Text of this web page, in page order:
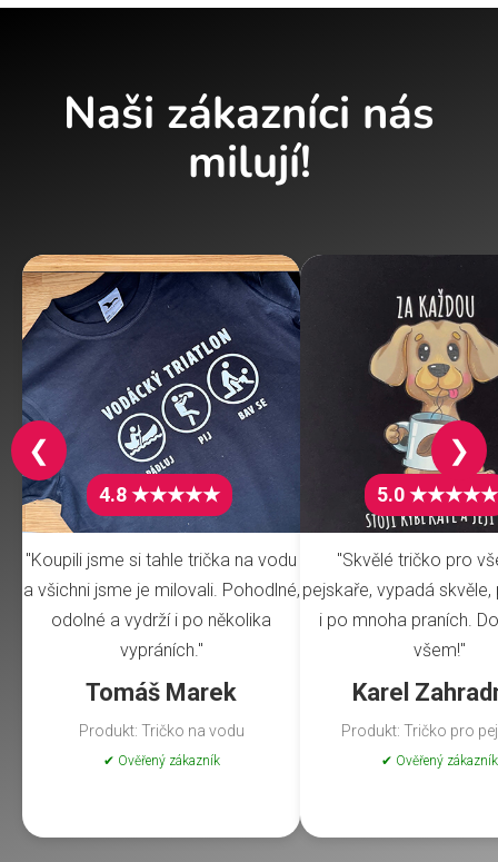
Naši zákazníci nás
milují!
4.8 ★★★★★
"Koupili jsme si tahle trička na vodu
a všichni jsme je milovali. Pohodlné,
odolné a vydrží i po několika
vypráních."
Tomáš Marek
Produkt: Tričko na vodu
✔ Ověřený zákazník
5.0 ★★★★★
"Skvělé tričko pro
pejskaře, vypadá
i po mnoha praních.
všem!"
Karel
Produkt: Tričko pro
✔ Ověřený zákazník
❮ ❯